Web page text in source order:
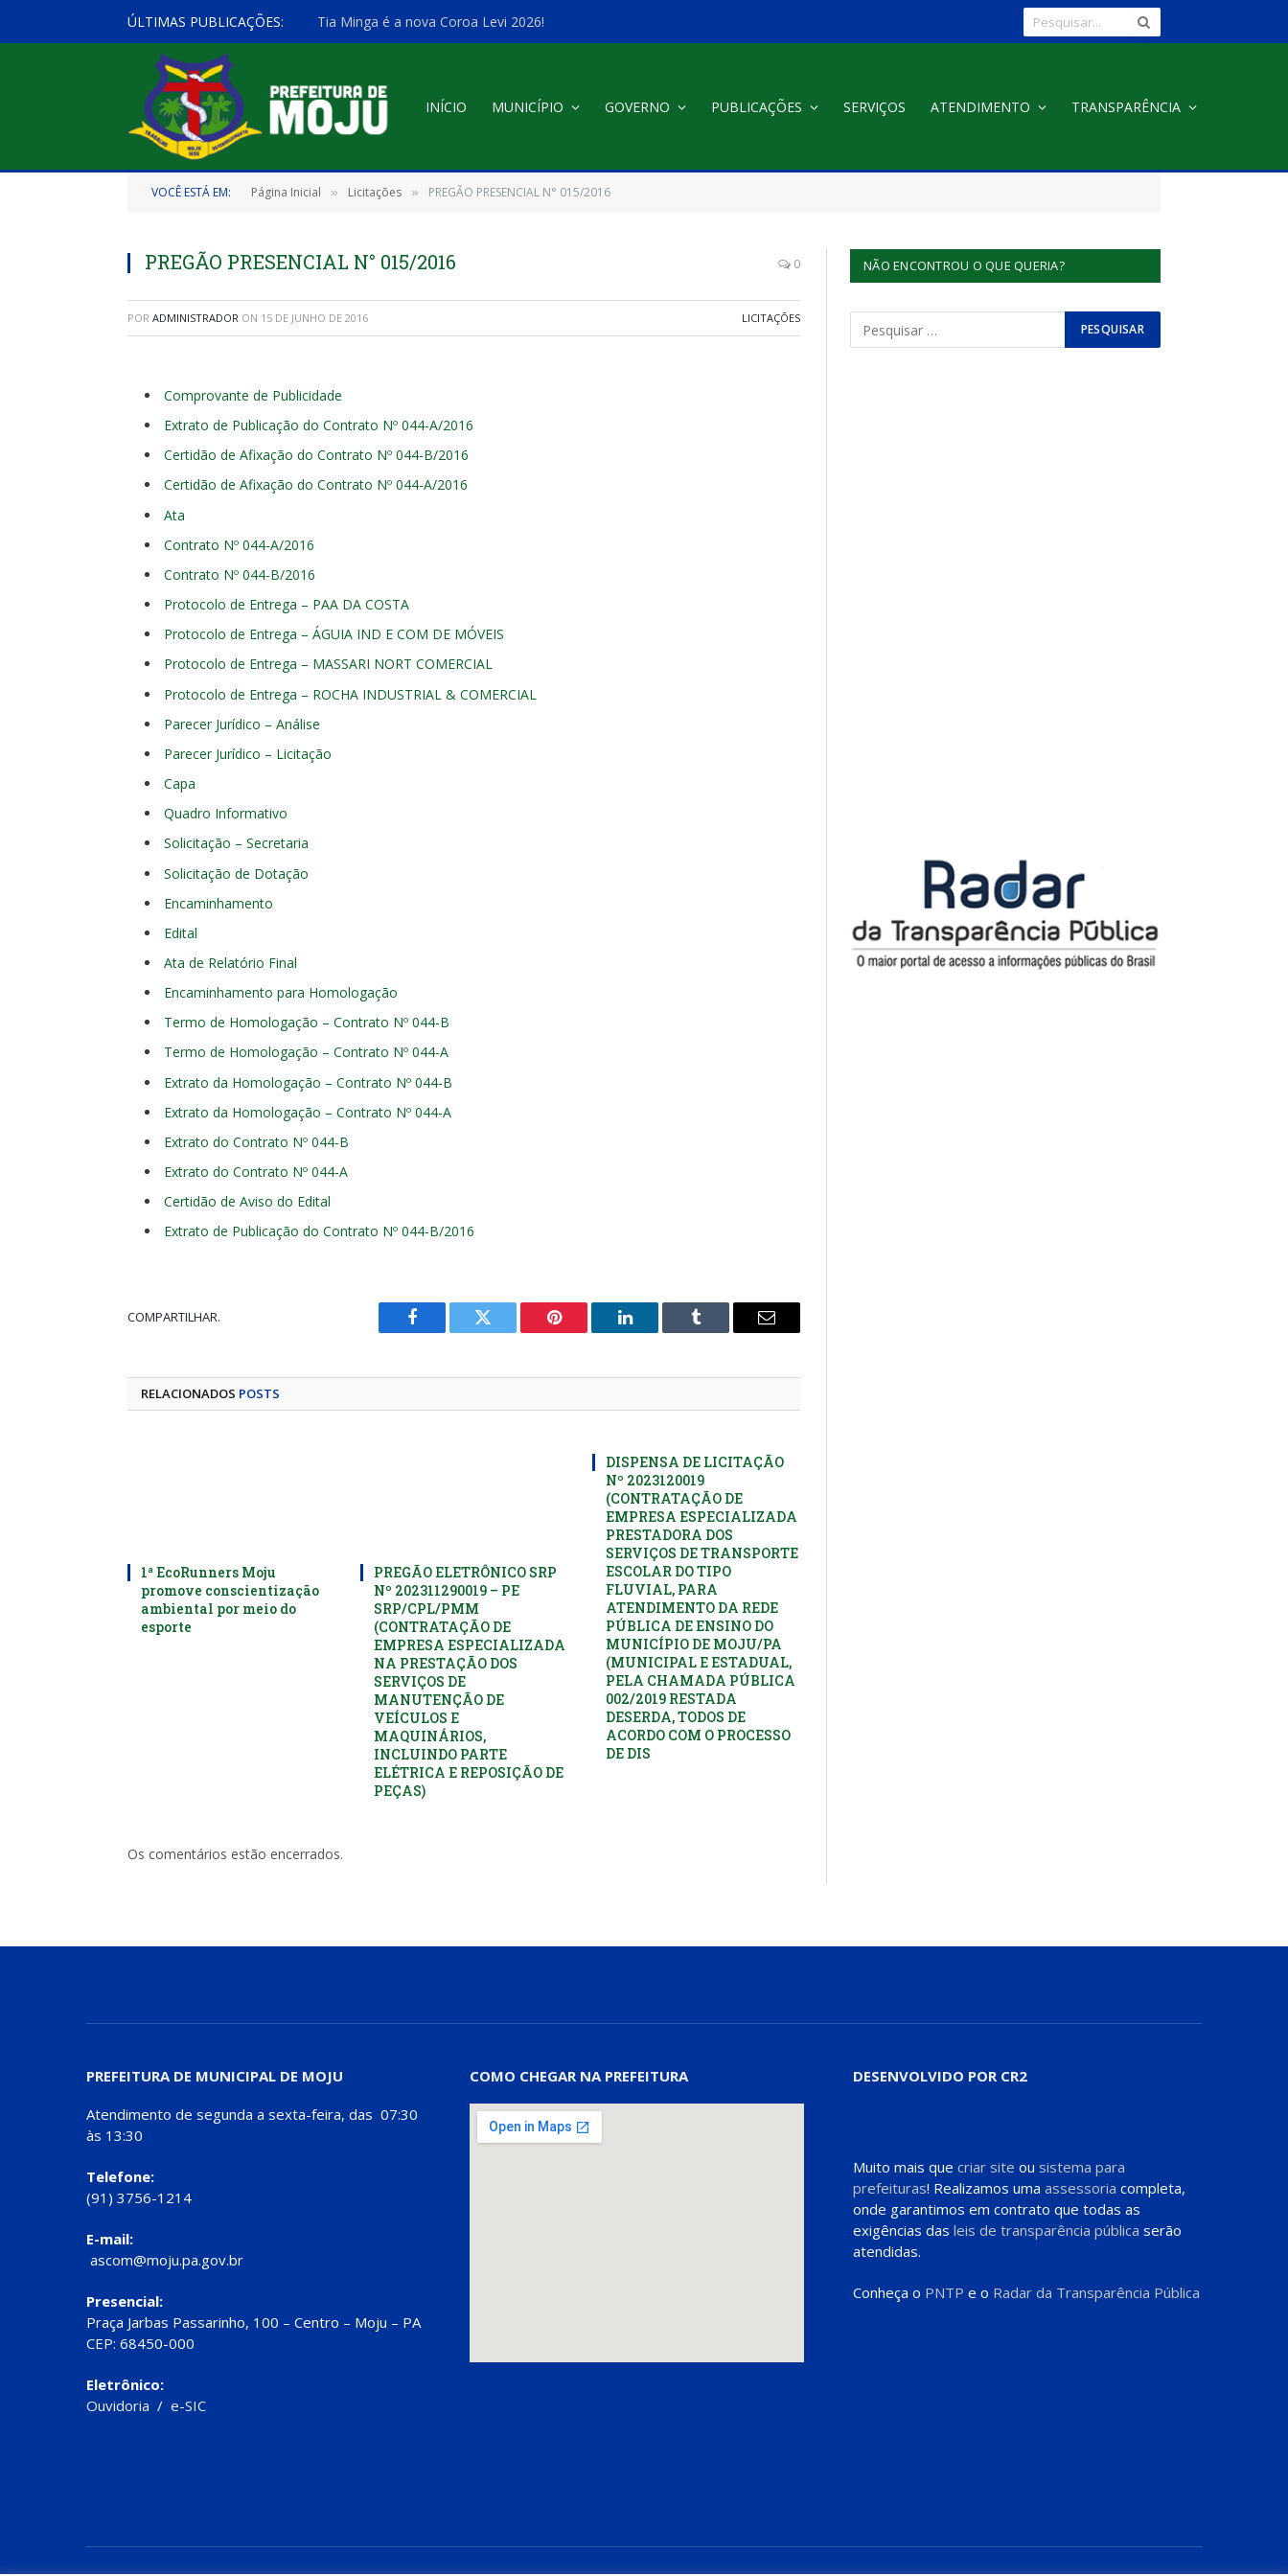
ÚLTIMAS PUBLICAÇÕES: Tia Minga é a nova Coroa Levi 2026!
INÍCIO MUNICÍPIO GOVERNO PUBLICAÇÕES SERVIÇOS ATENDIMENTO TRANSPARÊNCIA
VOCÊ ESTÁ EM: Página Inicial » Licitações » PREGÃO PRESENCIAL N° 015/2016
PREGÃO PRESENCIAL N° 015/2016 0
POR ADMINISTRADOR ON 15 DE JUNHO DE 2016 LICITAÇÕES
Comprovante de Publicidade
Extrato de Publicação do Contrato Nº 044-A/2016
Certidão de Afixação do Contrato Nº 044-B/2016
Certidão de Afixação do Contrato Nº 044-A/2016
Ata
Contrato Nº 044-A/2016
Contrato Nº 044-B/2016
Protocolo de Entrega – PAA DA COSTA
Protocolo de Entrega – ÁGUIA IND E COM DE MÓVEIS
Protocolo de Entrega – MASSARI NORT COMERCIAL
Protocolo de Entrega – ROCHA INDUSTRIAL & COMERCIAL
Parecer Jurídico – Análise
Parecer Jurídico – Licitação
Capa
Quadro Informativo
Solicitação – Secretaria
Solicitação de Dotação
Encaminhamento
Edital
Ata de Relatório Final
Encaminhamento para Homologação
Termo de Homologação – Contrato Nº 044-B
Termo de Homologação – Contrato Nº 044-A
Extrato da Homologação – Contrato Nº 044-B
Extrato da Homologação – Contrato Nº 044-A
Extrato do Contrato Nº 044-B
Extrato do Contrato Nº 044-A
Certidão de Aviso do Edital
Extrato de Publicação do Contrato Nº 044-B/2016
COMPARTILHAR.
Facebook Twitter Pinterest LinkedIn Tumblr
E-
RELACIONADOS POSTS
1ª EcoRunners Moju
promove conscientização
ambiental por meio do
esporte
PREGÃO ELETRÔNICO SRP
Nº 202311290019 – PE
SRP/CPL/PMM
(CONTRATAÇÃO DE
EMPRESA ESPECIALIZADA
NA PRESTAÇÃO DOS
SERVIÇOS DE
MANUTENÇÃO DE
VEÍCULOS E
MAQUINÁRIOS,
INCLUINDO PARTE
ELÉTRICA E REPOSIÇÃO DE
PEÇAS)
DISPENSA DE LICITAÇÃO
Nº 2023120019
(CONTRATAÇÃO DE
EMPRESA ESPECIALIZADA
PRESTADORA DOS
SERVIÇOS DE TRANSPORTE
ESCOLAR DO TIPO
FLUVIAL, PARA
ATENDIMENTO DA REDE
PÚBLICA DE ENSINO DO
MUNICÍPIO DE MOJU/PA
(MUNICIPAL E ESTADUAL,
PELA CHAMADA PÚBLICA
002/2019 RESTADA
DESERDA, TODOS DE
ACORDO COM O PROCESSO
DE DIS
Os comentários estão encerrados.
NÃO ENCONTROU O QUE QUERIA?
PREFEITURA DE MUNICIPAL DE MOJU
Atendimento de segunda a sexta-feira, das 07:30
às 13:30
Telefone:
(91) 3756-1214
E-mail:
ascom@moju.pa.gov.br
Presencial:
Praça Jarbas Passarinho, 100 – Centro – Moju – PA
CEP: 68450-000
Eletrônico:
Ouvidoria / e-SIC
COMO CHEGAR NA PREFEITURA DESENVOLVIDO POR CR2
Muito mais que criar site ou sistema para
prefeituras! Realizamos uma assessoria completa,
onde garantimos em contrato que todas as
exigências das leis de transparência pública serão
atendidas.
Conheça o PNTP e o Radar da Transparência Pública